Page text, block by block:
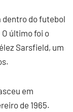
do futebol
último foi o
Sarsfield, um
em
de 1965.